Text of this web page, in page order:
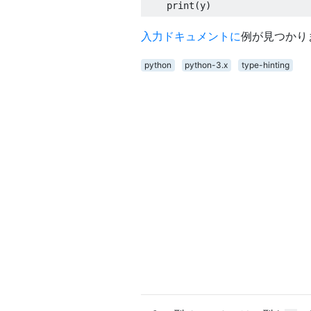
print (y)
入力ドキュメントに例が見つかり
python python-3.x type-hinting